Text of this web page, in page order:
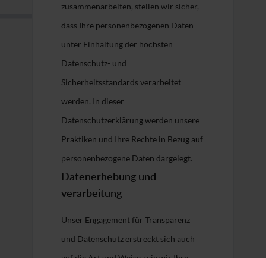
zusammenarbeiten, stellen wir sicher,
dass Ihre personenbezogenen Daten
unter Einhaltung der höchsten
Datenschutz- und
Sicherheitsstandards verarbeitet
werden. In dieser
Datenschutzerklärung werden unsere
Praktiken und Ihre Rechte in Bezug auf
personenbezogene Daten dargelegt.
Datenerhebung und -
verarbeitung
Unser Engagement für Transparenz
und Datenschutz erstreckt sich auch